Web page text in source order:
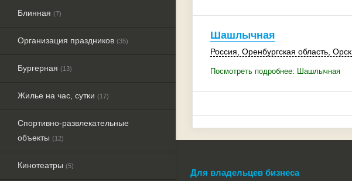
Блинная (7)
Организация праздников (35)
Бургерная (13)
Жилье на час, сутки (17)
Спортивно-развлекательные
объекты (12)
Кинотеатры (5)
Шашлычная
Россия , Оренбургская область, Орск,
Посмотреть подробнее: Шашлычная
Для владельцев бизнеса